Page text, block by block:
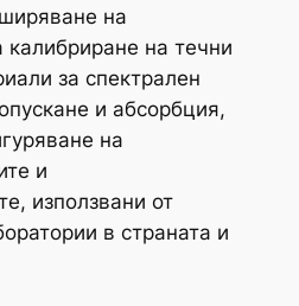
на
калибриране на течни
за спектрален
и абсорбция,
на
и
използвани от
в страната и